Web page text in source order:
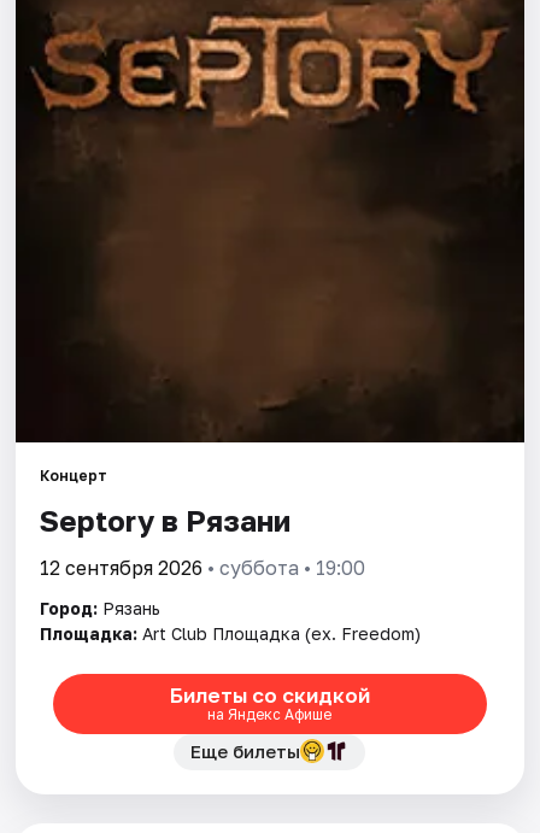
Города
Площадки
Артисты
Концерт
Septory в Рязани
12 сентября 2026 • суббота • 19:00
Город: Рязань
Площадка: Art Club Площадка (ex. Freedom)
Билеты со скидкой
на Яндекс Афише
Еще билеты